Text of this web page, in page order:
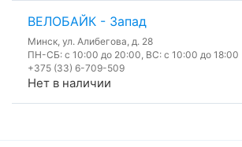
ВЕЛОБАЙК - Запад
Минск, ул. Алибегова, д. 28
ПН-СБ: с 10:00 до 20:00, ВС: с 10:00 до 18:00
+375 (33) 6-709-509
Нет в наличии